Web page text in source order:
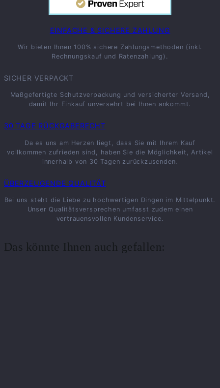
EINFACHE & SICHERE ZAHLUNG
Wir bieten Ihnen 100% sichere Zahlungsmethoden (inkl.
Rechnungskauf und Ratenzahlung).
SICHER VERPACKT
Maßgefertigte Schutzverpackung und versicherter Versand,
damit Ihr Einkauf unversehrt bei Ihnen ankommt.
30 TAGE RÜCKGABERECHT
Da es uns am Herzen liegt, dass Sie mit Ihrem Kauf
vollkommen zufrieden sind, haben Sie die Möglichkeit, Artikel
innerhalb von 30 Tagen zurückzusenden.
ÜBERZEUGENDE QUALITÄT
Bei uns steht die Liebe zu hochwertigen Dingen im Mittelpunkt.
Unser Qualitätsversprechen umfasst zudem einen
vertrauensvollen Kundenservice.
Das könnte Ihnen auch gefallen: